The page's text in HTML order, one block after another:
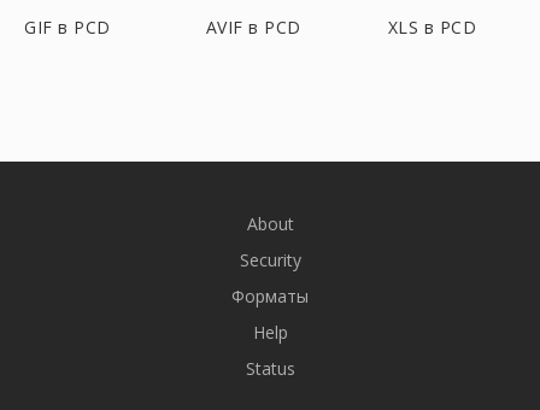
GIF в PCD AVIF в PCD XLS в PCD
About
Security
Форматы
Help
Status